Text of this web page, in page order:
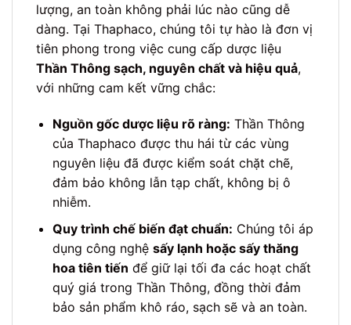
lượng, an toàn không phải lúc nào cũng dễ
dàng. Tại Thaphaco, chúng tôi tự hào là đơn vị
tiên phong trong việc cung cấp dược liệu
Thần Thông sạch, nguyên chất và hiệu quả,
với những cam kết vững chắc:
Nguồn gốc dược liệu rõ ràng: Thần Thông
của Thaphaco được thu hái từ các vùng
nguyên liệu đã được kiểm soát chặt chẽ,
đảm bảo không lẫn tạp chất, không bị ô
nhiễm.
Quy trình chế biến đạt chuẩn: Chúng tôi áp
dụng công nghệ sấy lạnh hoặc sấy thăng
hoa tiên tiến để giữ lại tối đa các hoạt chất
quý giá trong Thần Thông, đồng thời đảm
bảo sản phẩm khô ráo, sạch sẽ và an toàn.